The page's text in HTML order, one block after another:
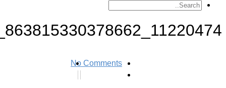
11220474_863815330378662_879219889617374263_n
No Comments